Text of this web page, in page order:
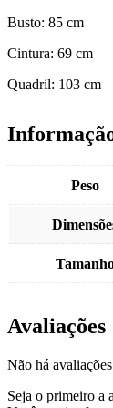
Busto: 85 cm
Cintura: 69 cm
Quadril: 103 cm
Peso
Avaliações
Não há
Seja o primeiro a